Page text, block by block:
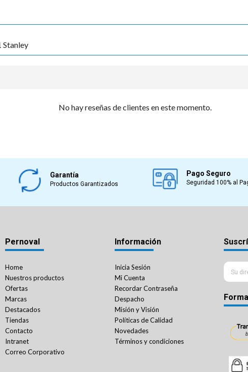
Stanley
No hay reseñas de clientes en este momento.
Garantía
Productos Garantizados
Pago Seguro
Seguridad 100% al
Pernoval
Home
Nuestros productos
Ofertas
Marcas
Destacados
Tiendas
Contacto
Intranet
Correo Corporativo
Información
Inicia Sesión
Mi Cuenta
Recordar Contraseña
Despacho
Misión y Visión
Políticas de Calidad
Novedades
Términos y condiciones